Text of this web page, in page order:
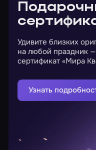
Удивите близких
на любой праздник
сертификат «Мира
Узнать